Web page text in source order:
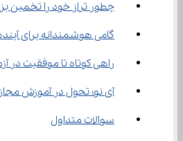
چطور تراز خود را تخمین
گامی هوشمندانه برای
راهی کوتاه تا موفقیت در
آی‌ نو؛ تحول در آموزش مجازی با روایتی جدید
سوالات متداول